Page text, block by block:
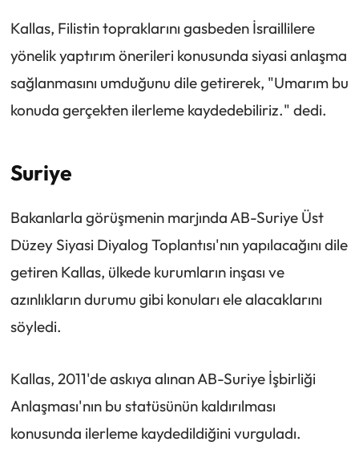
Kallas, Filistin topraklarını gasbeden İsraillilere
yönelik yaptırım önerileri konusunda siyasi anlaşma
sağlanmasını umduğunu dile getirerek, "Umarım bu
konuda gerçekten ilerleme kaydedebiliriz." dedi.
Suriye
Bakanlarla görüşmenin marjında AB-Suriye Üst
Düzey Siyasi Diyalog Toplantısı'nın yapılacağını dile
getiren Kallas, ülkede kurumların inşası ve
azınlıkların durumu gibi konuları ele alacaklarını
söyledi.
Kallas, 2011'de askıya alınan AB-Suriye İşbirliği
Anlaşması'nın bu statüsünün kaldırılması
konusunda ilerleme kaydedildiğini vurguladı.